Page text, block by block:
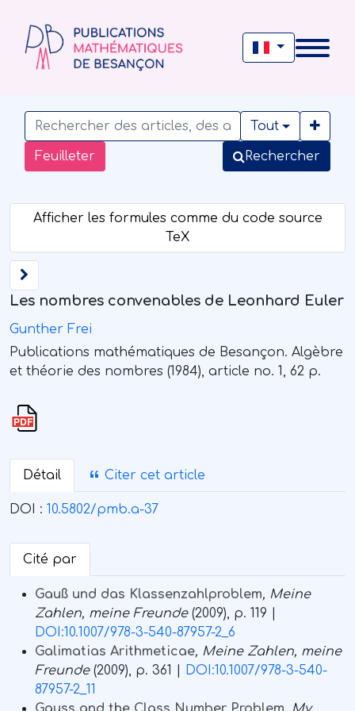
Feuilleter
Tout
Rechercher
Les nombres convenables de Leonhard Euler
Gunther Frei
Publications mathématiques de Besançon. Algèbre
et théorie des nombres (1984), article no. 1, 62 p.
Détail Citer cet article
DOI : 10.5802/pmb.a-37
Cité par
Gauß und das Klassenzahlproblem, Meine
Zahlen, meine Freunde(2009), p. 119 |
DOI:10.1007/978-3-540-87957-2_6
Galimatias Arithmeticae, Meine Zahlen, meine
Freunde(2009), p. 361 |
DOI:10.1007/978-3-540-
87957-2_11